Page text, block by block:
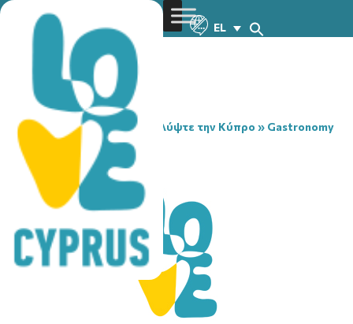
EL
You are here:Home» Ανακαλύψτε την Κύπρο » Gastronomy
» 96 BEER DOME
96 BEER DOME